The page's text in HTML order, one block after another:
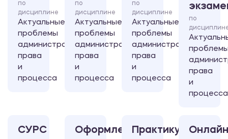
по
дисциплине
Актуальные
проблемы
административного
права
и
процесса
по
дисциплине
Актуальные
проблемы
административного
права
и
процесса
по
дисциплине
Актуальные
проблемы
административного
права
и
процесса
по
права
и
процесса
СУРС
ОформлениеПрактикум